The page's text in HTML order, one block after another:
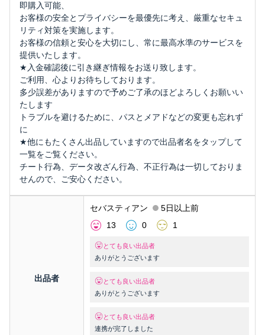
即購入可能、
お客様の安全とプライバシーを最優先に考え、厳重なセキュ
リティ対策を実施します。
お客様の信頼と安心を大切にし、常に最高水準のサービスを
提供いたします。
★入金確認後に引き継ぎ情報をお送り致します。
ご利用、心よりお待ちしております。
多少誤差がありますので予めご了承のほどよろしくお願いい
たします
トラブルを避けるために、パスとメアドなどの変更も忘れず
に
★他にもたくさん出品していますので出品者名をタップして
一覧をご覧ください。
チート行為、データ改ざん行為、不正行為は一切しておりま
せんので、ご安心ください。
出品者
セバスティアン
5日以上前
13
0 1
とても良い出品者
ありがとうございます
とても良い出品者
ありがとうございます
とても良い出品者
連携が完了しました